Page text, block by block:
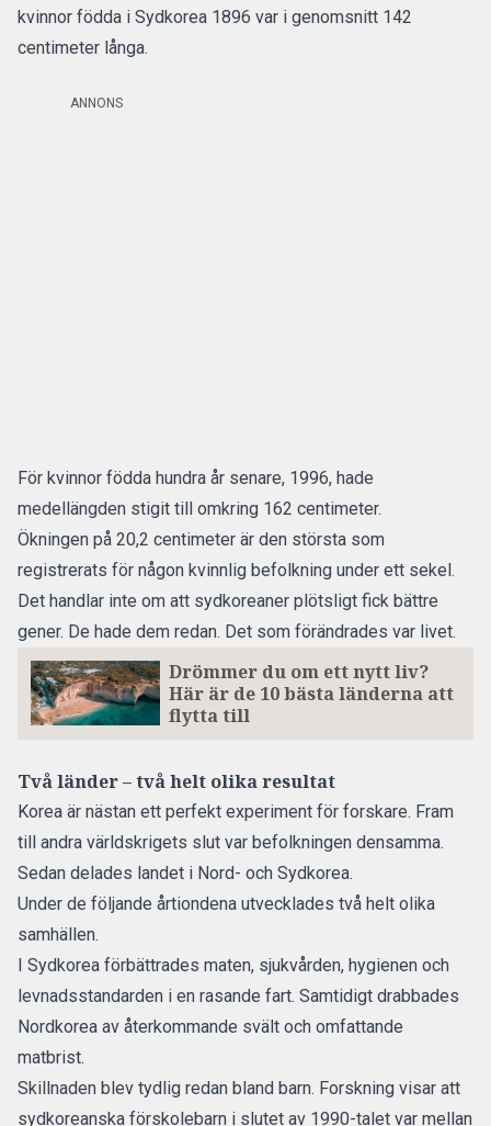
kvinnor födda i Sydkorea 1896 var i genomsnitt 142
centimeter långa.
ANNONS
För kvinnor födda hundra år senare, 1996, hade
medellängden stigit till omkring 162 centimeter.
Ökningen på 20,2 centimeter är den största som
registrerats för någon kvinnlig befolkning under ett sekel.
Det handlar inte om att sydkoreaner plötsligt fick bättre
gener. De hade dem redan. Det som förändrades var livet.
Drömmer du om ett nytt liv?
Här är de 10 bästa länderna att
flytta till
Två länder – två helt olika resultat
Korea är nästan ett perfekt experiment för forskare. Fram
till andra världskrigets slut var befolkningen densamma.
Sedan delades landet i Nord- och Sydkorea.
Under de följande årtiondena utvecklades två helt olika
samhällen.
I Sydkorea förbättrades maten, sjukvården, hygienen och
levnadsstandarden i en rasande fart. Samtidigt drabbades
Nordkorea av återkommande svält och omfattande
matbrist.
Skillnaden blev tydlig redan bland barn. Forskning visar att
sydkoreanska förskolebarn i slutet av 1990-talet var mellan